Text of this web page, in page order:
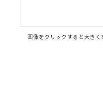
画像をクリックすると大きく